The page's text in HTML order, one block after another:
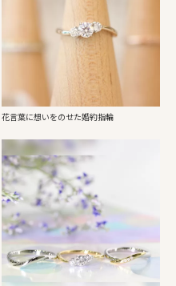
花言葉に想いをのせた婚約指輪